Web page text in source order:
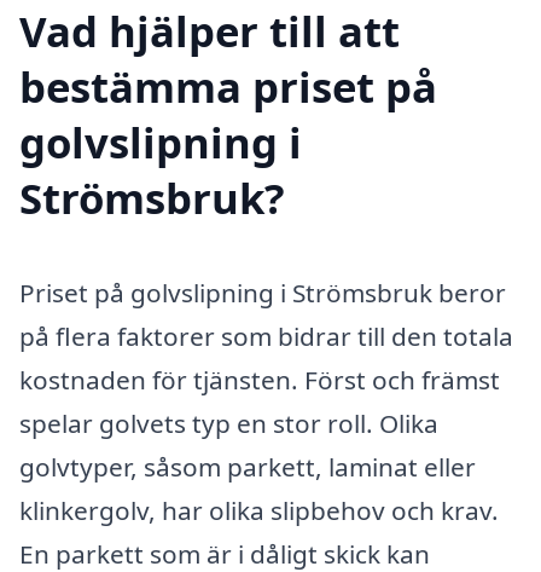
Vad hjälper till att
bestämma priset på
golvslipning i
Strömsbruk?
Priset på golvslipning i Strömsbruk beror
på flera faktorer som bidrar till den totala
kostnaden för tjänsten. Först och främst
spelar golvets typ en stor roll. Olika
golvtyper, såsom parkett, laminat eller
klinkergolv, har olika slipbehov och krav.
En parkett som är i dåligt skick kan